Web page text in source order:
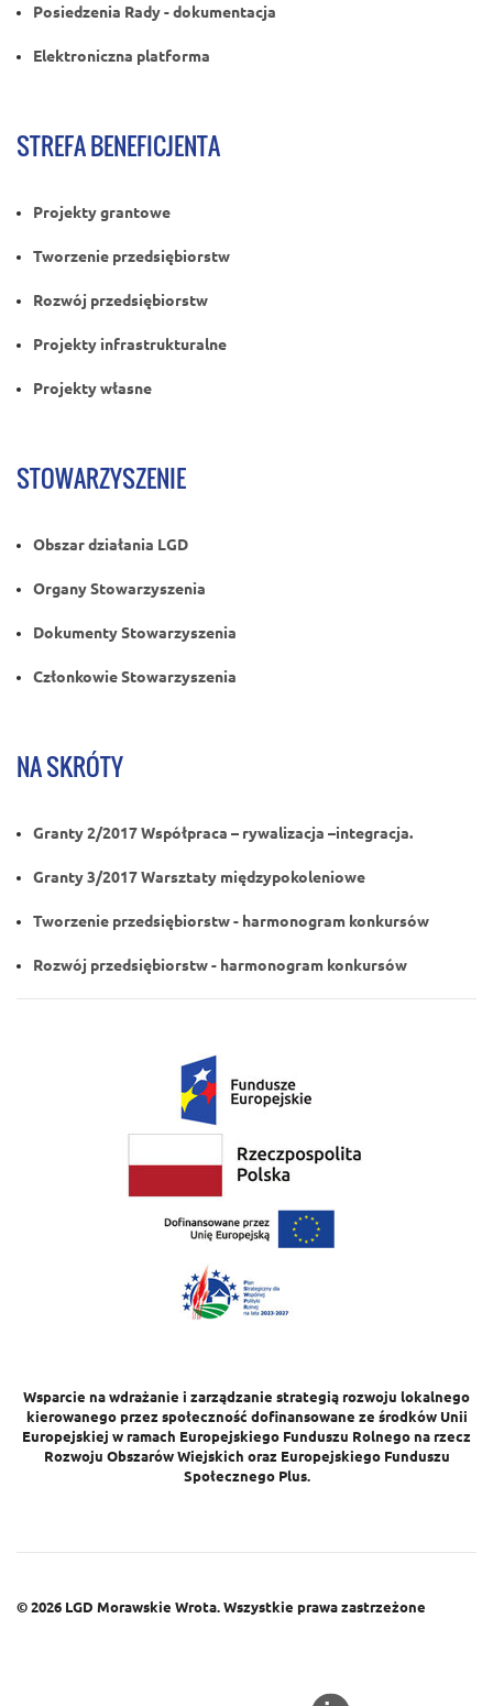
Posiedzenia Rady - dokumentacja
Elektroniczna platforma
STREFA BENEFICJENTA
Projekty grantowe
Tworzenie przedsiębiorstw
Rozwój przedsiębiorstw
Projekty infrastrukturalne
Projekty własne
STOWARZYSZENIE
Obszar działania LGD
Organy Stowarzyszenia
Dokumenty Stowarzyszenia
Członkowie Stowarzyszenia
NA SKRÓTY
Granty 2/2017 Współpraca – rywalizacja –integracja.
Granty 3/2017 Warsztaty międzypokoleniowe
Tworzenie przedsiębiorstw - harmonogram konkursów
Rozwój przedsiębiorstw - harmonogram konkursów
Wsparcie na wdrażanie i zarządzanie strategią rozwoju lokalnego
kierowanego przez społeczność dofinansowane ze środków Unii
Europejskiej w ramach Europejskiego Funduszu Rolnego na rzecz
Rozwoju Obszarów Wiejskich oraz Europejskiego Funduszu
Społecznego Plus.
© 2026 LGD Morawskie Wrota.Wszystkie prawa zastrzeżone